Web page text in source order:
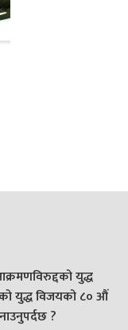
युद्ध
युद्ध विजयको ८० औं
?